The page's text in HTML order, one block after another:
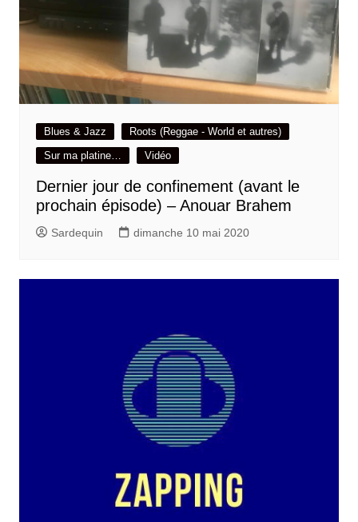
Blues & Jazz
Roots (Reggae - World et autres)
Sur ma platine…
Vidéo
Dernier jour de confinement (avant le
prochain épisode) – Anouar Brahem
Sardequin dimanche 10 mai 2020